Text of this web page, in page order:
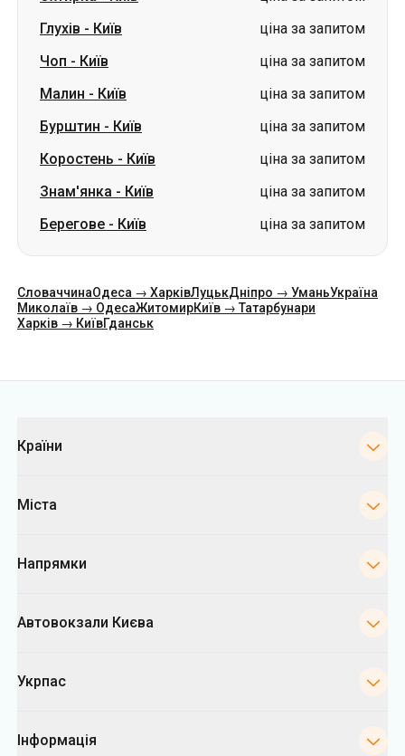
Глухів - Київ
ціна за запитом
Чоп - Київ
ціна за запитом
Малин - Київ
ціна за запитом
Бурштин - Київ
ціна за запитом
Коростень - Київ
ціна за запитом
Знам'янка - Київ
ціна за запитом
Берегове - Київ ціна за запитом
СловаччинаОдеса → ХарківЛуцькДніпро → УманьУкраїна
Миколаїв → ОдесаЖитомирКиїв → Татарбунари
Харків → КиївГданськ
Країни
Міста
Напрямки
Автовокзали Києва
Укрпас
Інформація